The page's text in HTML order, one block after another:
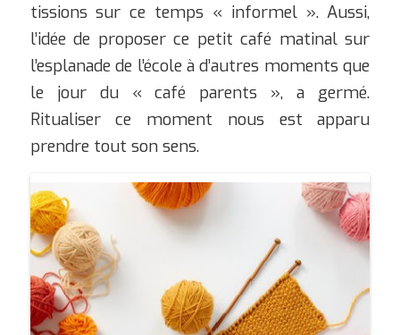
tissions sur ce temps « informel ». Aussi,
l’idée de proposer ce petit café matinal sur
l’esplanade de l’école à d’autres moments que
le jour du « café parents », a germé.
Ritualiser ce moment nous est apparu
prendre tout son sens.